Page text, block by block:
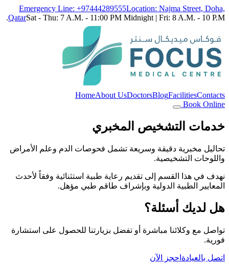
Emergency Line: +97444289555Location: Najma Street, Doha,
QatarSat - Thu: 7 A.M. - 11:00 PM Midnight | Fri: 8 A.M. - 10 P.M.
HomeAbout UsDoctorsBlogFacilitiesContacts
Book Online
خدمات التشخيص المخبري
تحاليل مخبرية دقيقة وسريعة تشمل فحوصات الدم وعلم الأمراض
واللوحات التشخيصية.
نهدف في هذا القسم إلى تقديم رعاية طبية استثنائية وفقاً لأحدث
المعايير الطبية الدولية وبإشراف طاقم طبي مؤهل.
هل لديك أسئلة؟
تواصل مع وكلائنا مباشرة أو تفضل بزيارتنا للحصول على استشارة
فورية.
اتصل بالعيادة احجز الآن